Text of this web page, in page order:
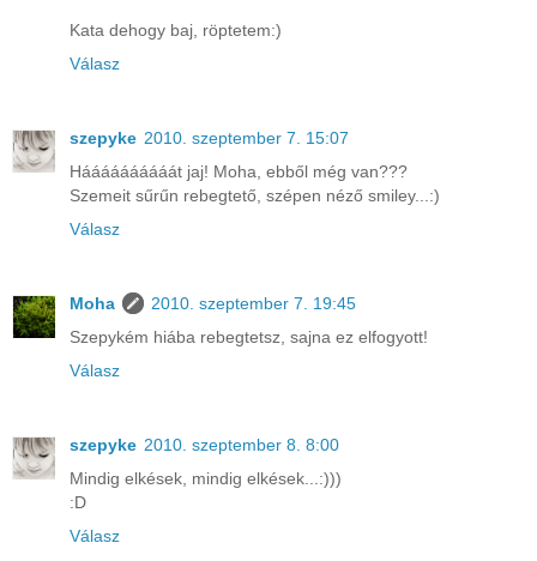
Kata dehogy baj, röptetem:)
Válasz
szepyke 2010. szeptember 7. 15:07
Háááááááááát jaj! Moha, ebből még van???
Szemeit sűrűn rebegtető, szépen néző smiley...:)
Válasz
Moha
2010. szeptember 7. 19:45
Szepykém hiába rebegtetsz, sajna ez elfogyott!
Válasz
szepyke 2010. szeptember 8. 8:00
Mindig elkések, mindig elkések...:)))
:D
Válasz